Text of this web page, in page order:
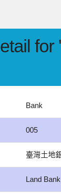
Bank
005
臺灣土地
Land